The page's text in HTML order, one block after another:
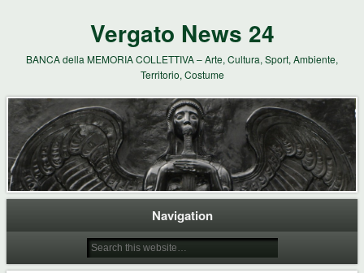
Vergato News 24
BANCA della MEMORIA COLLETTIVA – Arte, Cultura, Sport, Ambiente,
Territorio, Costume
Navigation